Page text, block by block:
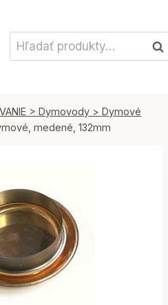
Hľadať:
> Dymovody > Dymové
medené, 132mm